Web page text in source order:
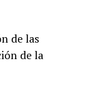
de las
de la